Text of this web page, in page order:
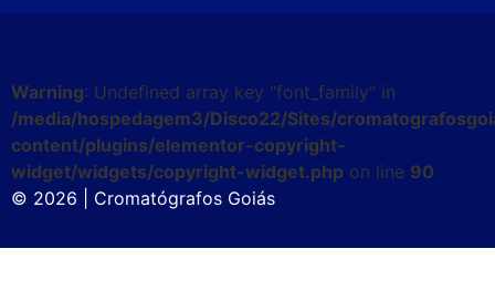
Warning: Undefined array key "font_family" in
/media/hospedagem3/Disco22/Sites/
content/plugins/elementor-copyright-
widget/widgets/copyright-widget.php on line 90
© 2026 | Cromatógrafos Goiás